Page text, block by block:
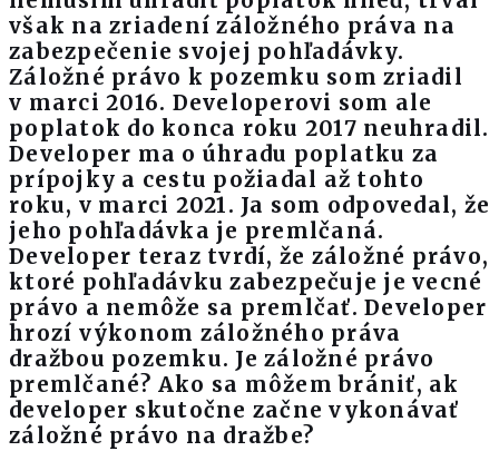
však na zriadení záložného práva na
zabezpečenie svojej pohľadávky.
Záložné právo k pozemku som zriadil
v marci 2016. Developerovi som ale
poplatok do konca roku 2017 neuhradil.
Developer ma o úhradu poplatku za
prípojky a cestu požiadal až tohto
roku, v marci 2021. Ja som odpovedal, že
jeho pohľadávka je premlčaná.
Developer teraz tvrdí, že záložné právo,
ktoré pohľadávku zabezpečuje je vecné
právo a nemôže sa premlčať. Developer
hrozí výkonom záložného práva
dražbou pozemku. Je záložné právo
premlčané? Ako sa môžem brániť, ak
developer skutočne začne vykonávať
záložné právo na dražbe?